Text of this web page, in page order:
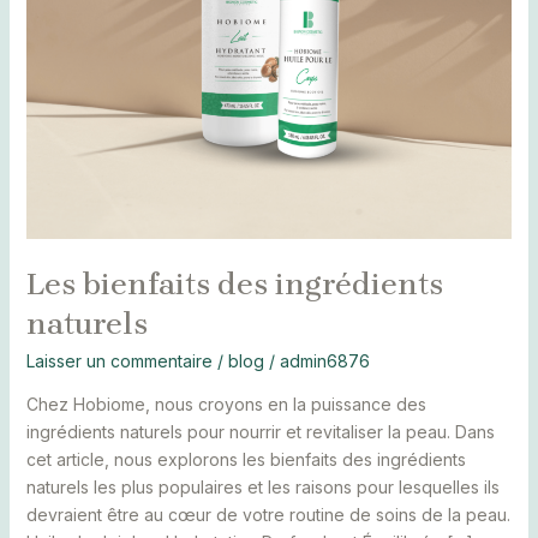
Les bienfaits des ingrédients
naturels
Laisser un commentaire / blog / admin6876
Chez Hobiome, nous croyons en la puissance des
ingrédients naturels pour nourrir et revitaliser la peau. Dans
cet article, nous explorons les bienfaits des ingrédients
naturels les plus populaires et les raisons pour lesquelles ils
devraient être au cœur de votre routine de soins de la peau.